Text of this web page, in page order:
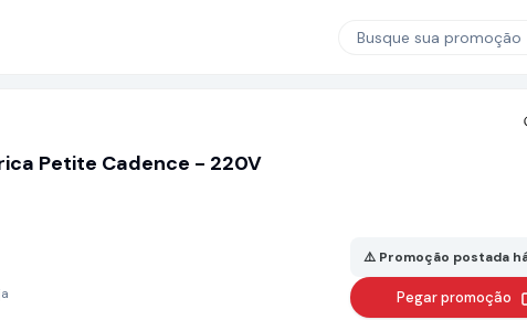
Busque sua promoção
Petite Cadence - 220V
⚠️ Promoção postada
Pegar promoção